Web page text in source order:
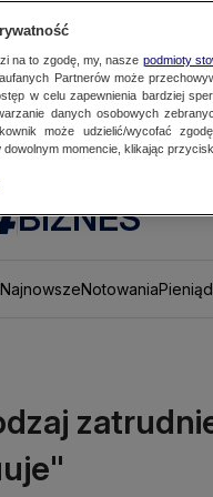
BIZNES
NajnowszeNotowania
na to zgodę, my, nasze podmioty
Partnerów może
w celu zapewnienia bardziej
danych osobowych
może udzielić/wycofać
momencie, klikając